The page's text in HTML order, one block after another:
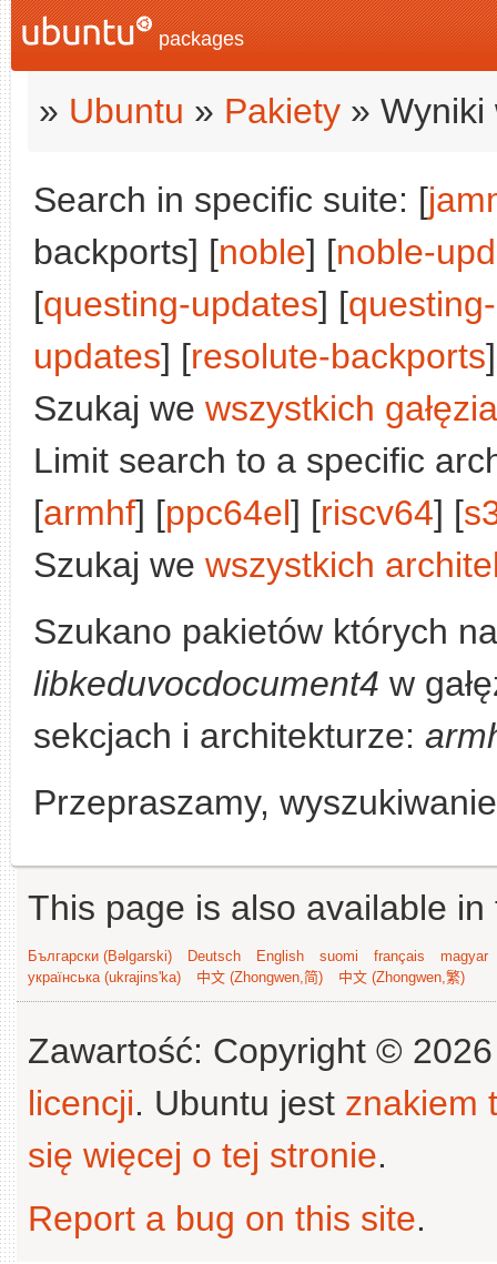
packages
» Ubuntu » Pakiety » Wyniki
Search in specific suite: [
backports] [noble] [noble-
[questing-updates] [
updates] [resolute-backports
Szukaj we wszystkich
Limit search to a specific
[armhf] [ppc64el] [riscv64] [
Szukaj we wszystkich
Szukano pakietów których
libkeduvocdocument4 w
sekcjach i architekturze:
Przepraszamy,
This page is also available
Български (Bəlgarski) Deutsch English suomi français
magyar
українська (ukrajins'ka)
中文 (Zhongwen,简) 中文 (Zhongwen,繁)
Zawartość: Copyright ©
licencji. Ubuntu jest znakiem
się więcej o tej stronie.
Report a bug on this site.